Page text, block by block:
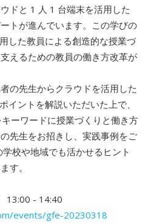
ドと 1 人 1 台端末を活用した
トが進んでいます。 この学びの
した教員による創造的な授業づ
えるための教員の働き方改革が
の先生からクラウドを活用した
イントを解説いただいた上で、
キーワードに授業づくりと働き方
先生をお招きし、実践事例をご
校や地域でも活かせるヒント
す。
13:00 - 14:40
events/gfe-20230318